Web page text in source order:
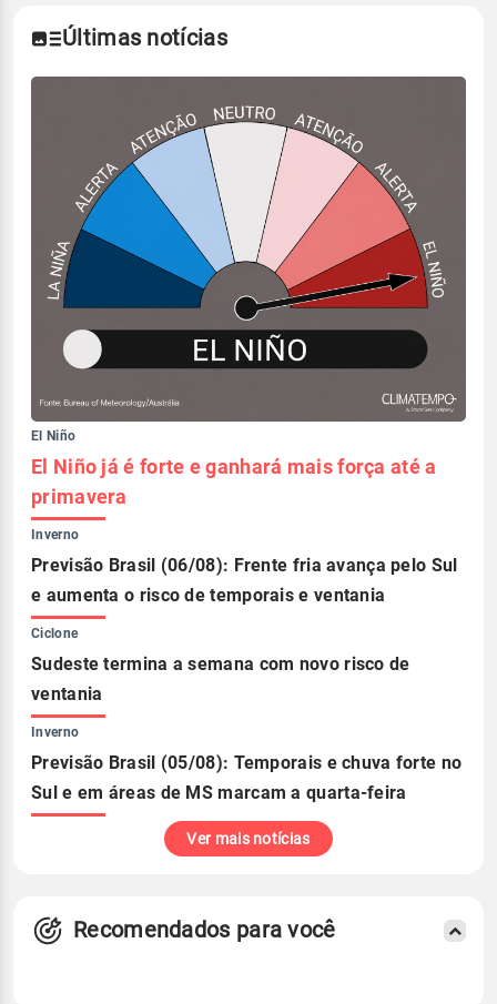
Últimas notícias
El Niño
El Niño já é forte e ganhará mais força até a
primavera
Inverno
Previsão Brasil (06/08): Frente fria avança pelo Sul
e aumenta o risco de temporais e ventania
Ciclone
Sudeste termina a semana com novo risco de
ventania
Inverno
Previsão Brasil (05/08): Temporais e chuva forte no
Sul e em áreas de MS marcam a quarta-feira
Ver mais notícias
Recomendados para você